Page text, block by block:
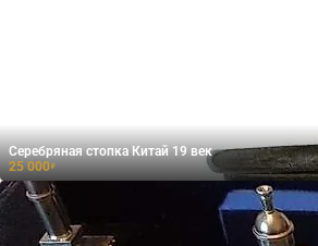
Серебряная стопка Китай 19 век
25 000₽